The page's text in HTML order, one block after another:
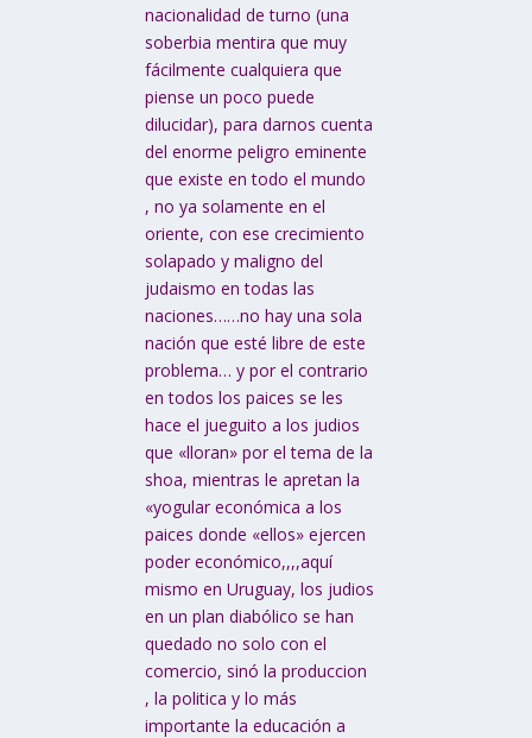
nacionalidad de turno (una
soberbia mentira que muy
fácilmente cualquiera que
piense un poco puede
dilucidar), para darnos cuenta
del enorme peligro eminente
que existe en todo el mundo
, no ya solamente en el
oriente, con ese crecimiento
solapado y maligno del
judaismo en todas las
naciones……no hay una sola
nación que esté libre de este
problema… y por el contrario
en todos los paices se les
hace el jueguito a los judios
que «lloran» por el tema de la
shoa, mientras le apretan la
«yogular económica a los
paices donde «ellos» ejercen
poder económico,,,,aquí
mismo en Uruguay, los judios
en un plan diabólico se han
quedado no solo con el
comercio, sinó la produccion
, la politica y lo más
importante la educación a